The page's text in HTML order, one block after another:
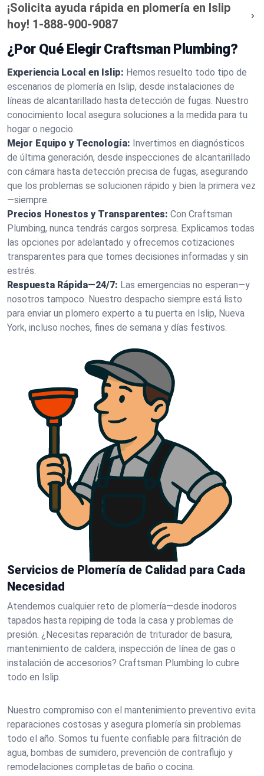
¡Solicita ayuda rápida en plomería en Islip
hoy! 1-888-900-9087
¿Por Qué Elegir Craftsman Plumbing?
Experiencia Local en Islip: Hemos resuelto todo tipo de
escenarios de plomería en Islip, desde instalaciones de
líneas de alcantarillado hasta detección de fugas. Nuestro
conocimiento local asegura soluciones a la medida para tu
hogar o negocio.
Mejor Equipo y Tecnología: Invertimos en diagnósticos
de última generación, desde inspecciones de alcantarillado
con cámara hasta detección precisa de fugas, asegurando
que los problemas se solucionen rápido y bien la primera vez
—siempre.
Precios Honestos y Transparentes: Con Craftsman
Plumbing, nunca tendrás cargos sorpresa. Explicamos todas
las opciones por adelantado y ofrecemos cotizaciones
transparentes para que tomes decisiones informadas y sin
estrés.
Respuesta Rápida—24/7: Las emergencias no esperan—y
nosotros tampoco. Nuestro despacho siempre está listo
para enviar un plomero experto a tu puerta en Islip, Nueva
York, incluso noches, fines de semana y días festivos.
Servicios de Plomería de Calidad para Cada
Necesidad
Atendemos cualquier reto de plomería—desde inodoros
tapados hasta repiping de toda la casa y problemas de
presión. ¿Necesitas reparación de triturador de basura,
mantenimiento de caldera, inspección de línea de gas o
instalación de accesorios? Craftsman Plumbing lo cubre
todo en Islip.
Nuestro compromiso con el mantenimiento preventivo evita
reparaciones costosas y asegura plomería sin problemas
todo el año. Somos tu fuente confiable para filtración de
agua, bombas de sumidero, prevención de contraflujo y
remodelaciones completas de baño o cocina.